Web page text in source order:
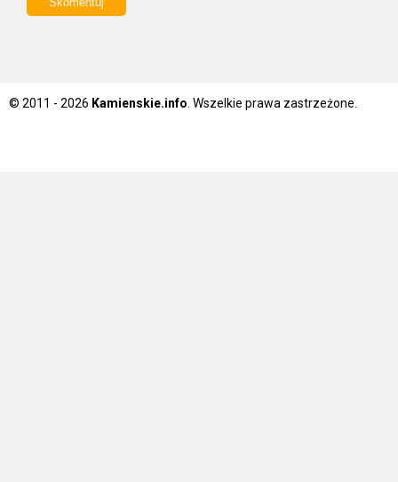
© 2011 - 2026 Kamienskie.info . Wszelkie prawa zastrzeżone.